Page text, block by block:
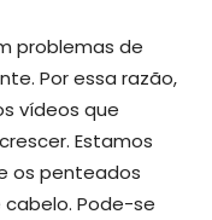
problemas de
Por essa razão,
vídeos que
Estamos
os penteados
Pode-se